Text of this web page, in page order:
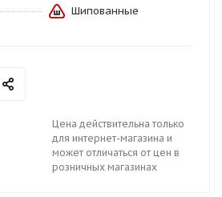
Шипованные
Цена действительна только
для интернет-магазина и
может отличаться от цен в
розничных магазинах